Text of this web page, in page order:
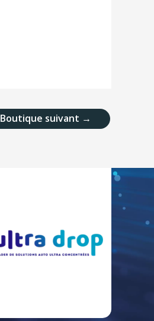
Boutique suivant →